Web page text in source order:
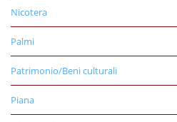
Nicotera
Palmi
Patrimonio/Beni culturali
Piana